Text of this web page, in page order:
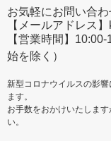
お気軽にお問い合
【メールアドレス
【営業時間】
始を除く）
新型コロナウイルスの影
ます。
お手数をおかけいたしま
い。